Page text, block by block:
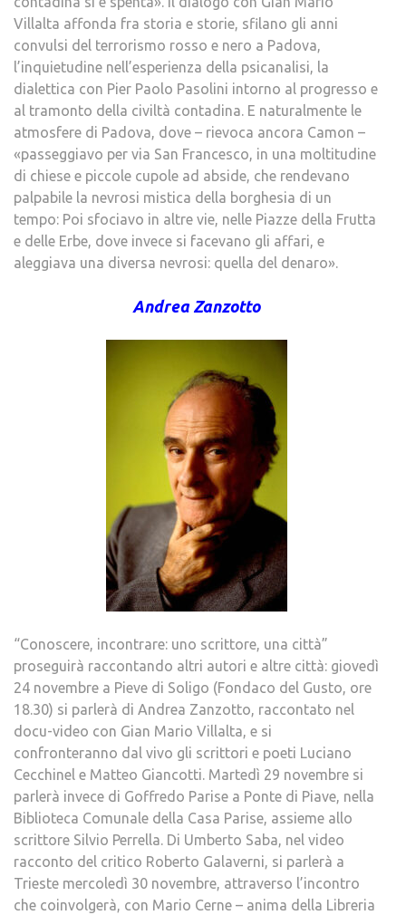
Villalta affonda fra storia e storie, sfilano gli anni
convulsi del terrorismo rosso e nero a Padova,
l’inquietudine nell’esperienza della psicanalisi, la
dialettica con Pier Paolo Pasolini intorno al progresso e
al tramonto della civiltà contadina. E naturalmente le
atmosfere di Padova, dove – rievoca ancora Camon –
«passeggiavo per via San Francesco, in una moltitudine
di chiese e piccole cupole ad abside, che rendevano
palpabile la nevrosi mistica della borghesia di un
tempo: Poi sfociavo in altre vie, nelle Piazze della Frutta
e delle Erbe, dove invece si facevano gli affari, e
aleggiava una diversa nevrosi: quella del denaro».
Andrea Zanzotto
“Conoscere, incontrare: uno scrittore, una città”
proseguirà raccontando altri autori e altre città: giovedì
24 novembre a Pieve di Soligo (Fondaco del Gusto, ore
18.30) si parlerà di Andrea Zanzotto, raccontato nel
docu-video con Gian Mario Villalta, e si
confronteranno dal vivo gli scrittori e poeti Luciano
Cecchinel e Matteo Giancotti. Martedì 29 novembre si
parlerà invece di Goffredo Parise a Ponte di Piave, nella
Biblioteca Comunale della Casa Parise, assieme allo
scrittore Silvio Perrella. Di Umberto Saba, nel video
racconto del critico Roberto Galaverni, si parlerà a
Trieste mercoledì 30 novembre, attraverso l’incontro
che coinvolgerà, con Mario Cerne – anima della Libreria